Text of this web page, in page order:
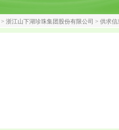
> 浙江山下湖珍珠集团股份有限公司 > 供求信